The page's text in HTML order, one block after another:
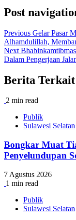
Post
Previous Gelar Pasar
Alhamdulillah,
Next
Dalam Pengerjaan
Berita Terkait
2 min read
Publik
Sulawesi Selatan
Bongkar Muat
Penyelundupan
7 Agustus 2026
1 min read
Publik
Sulawesi Selatan